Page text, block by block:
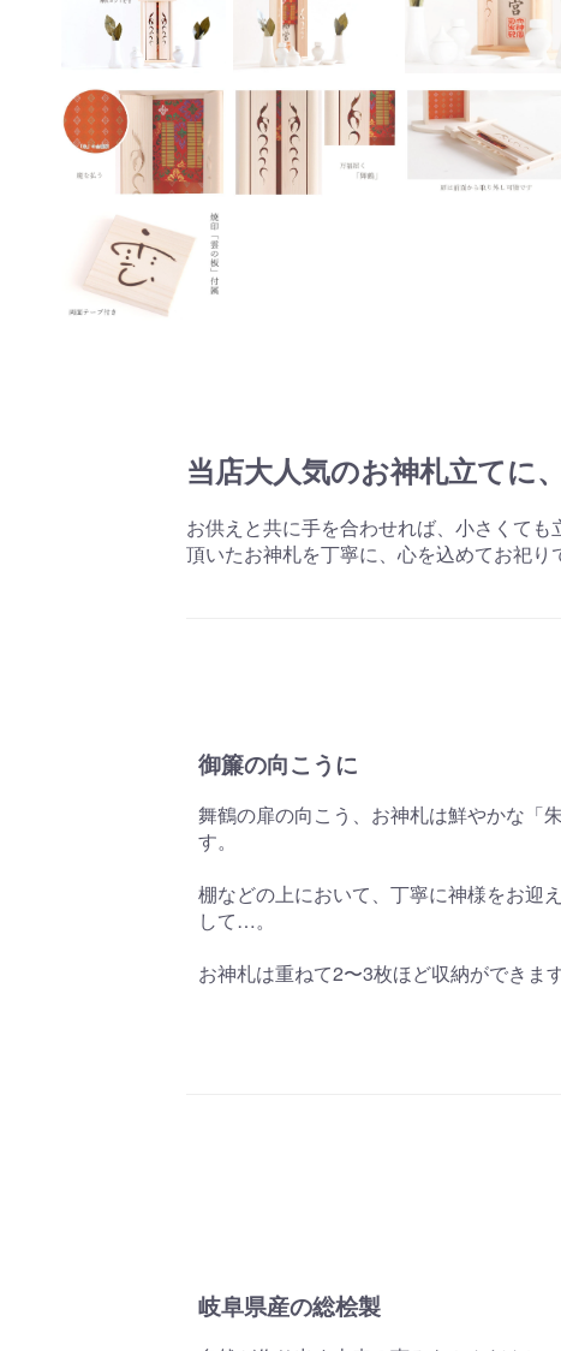
当店大人気のお神札立てに
お供えと共に手を合わせれば、小さくても
頂いたお神札を丁寧に、心を込めてお祀り
御簾の向こうに
舞鶴の扉の向こう、お神札は鮮やかな「
す。
棚などの上において、丁寧に神様をお迎
して…。
お神札は重ねて2〜3枚ほど収納ができます
岐阜県産の総桧製